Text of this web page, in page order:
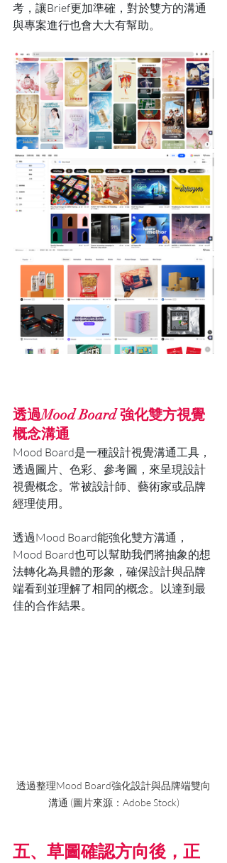
考，讓Brief更加準確，對於雙方的溝通
與專案進行也會大大有幫助。
透過Mood Board 強化雙方視覺
概念溝通
Mood Board是一種設計視覺溝通工具，
透過圖片、色彩、參考圖，來呈現設計
視覺概念。常被設計師、藝術家或品牌
經理使用。
透過Mood Board能強化雙方溝通，
Mood Board也可以幫助我們將抽象的想
法轉化為具體的形象，確保設計與品牌
端看到並理解了相同的概念。以達到最
佳的合作結果。
透過整理Mood Board強化設計與品牌端雙向
溝通 (圖片來源：Adobe Stock)
五、草圖確認方向後，正